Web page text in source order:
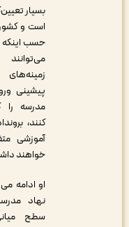
بسیار تعیین‌کننده
است و کشورها بر
حسب اینکه چقدر
می‌توانند
زمینه‌های
پیشینی ورود به
مدرسه را کنترل
کنند، بروندادهای
آموزشی متفاوتی
خواهند داشت.
او ادامه می‌دهد:
نهاد مدرسه در
سطح میانی و